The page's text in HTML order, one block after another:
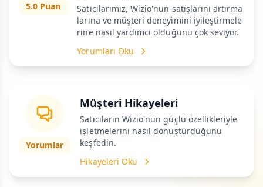
5.0 Puan
Satıcılarımız, Wizio'nun satışlarını artırma
larına ve müşteri deneyimini iyileştirmele
rine nasıl yardımcı olduğunu çok seviyor.
Yorumları Oku
Yorumlar
Müşteri Hikayeleri
Satıcıların Wizio'nun güçlü özellikleriyle
işletmelerini nasıl dönüştürdüğünü
keşfedin.
Hikayeleri Oku